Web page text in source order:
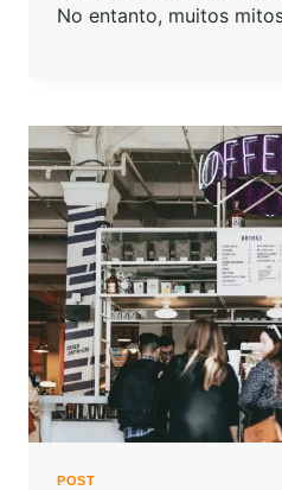
No entanto, muitos
POST